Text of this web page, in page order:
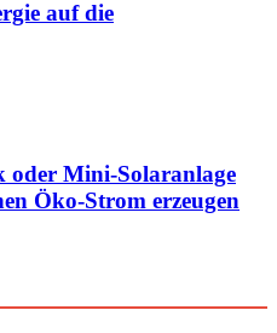
auf die
Mini-Solaranlage
Öko-Strom erzeugen